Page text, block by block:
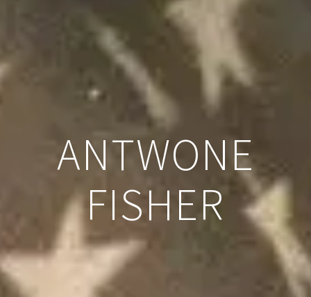
ANTWONE
FISHER